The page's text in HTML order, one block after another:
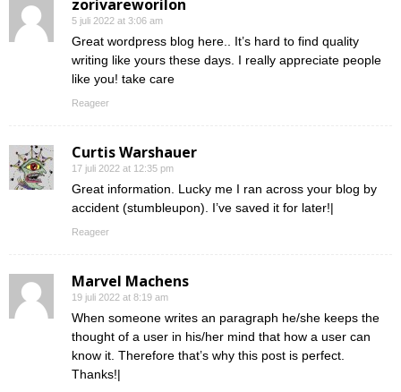
zorivareworilon
5 juli 2022 at 3:06 am
Great wordpress blog here.. It’s hard to find quality
writing like yours these days. I really appreciate people
like you! take care
Reageer
Curtis Warshauer
17 juli 2022 at 12:35 pm
Great information. Lucky me I ran across your blog by
accident (stumbleupon). I’ve saved it for later!|
Reageer
Marvel Machens
19 juli 2022 at 8:19 am
When someone writes an paragraph he/she keeps the
thought of a user in his/her mind that how a user can
know it. Therefore that’s why this post is perfect.
Thanks!|